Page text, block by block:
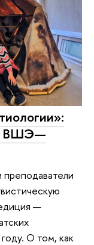
ВШЭ—
—
О том, как